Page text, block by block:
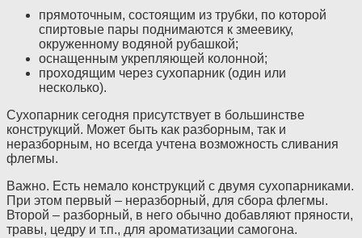
прямоточным, состоящим из трубки, по которой
спиртовые пары поднимаются к змеевику,
окруженному водяной рубашкой;
оснащенным укрепляющей колонной;
проходящим через сухопарник (один или
несколько).
Сухопарник сегодня присутствует в большинстве
конструкций. Может быть как разборным, так и
неразборным, но всегда учтена возможность сливания
флегмы.
Важно. Есть немало конструкций с двумя сухопарниками.
При этом первый – неразборный, для сбора флегмы.
Второй – разборный, в него обычно добавляют пряности,
травы, цедру и т.п., для ароматизации самогона.